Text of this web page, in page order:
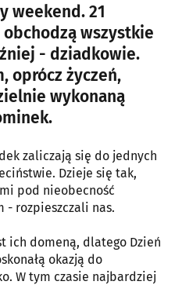
weekend. 21
wszystkie
- dziadkowie.
oprócz życzeń,
wykonaną
zaliczają się do jednych
Dzieje się tak,
pod nieobecność
- rozpieszczali nas.
ich domeną, dlatego Dzień
okazją do
W tym czasie najbardziej